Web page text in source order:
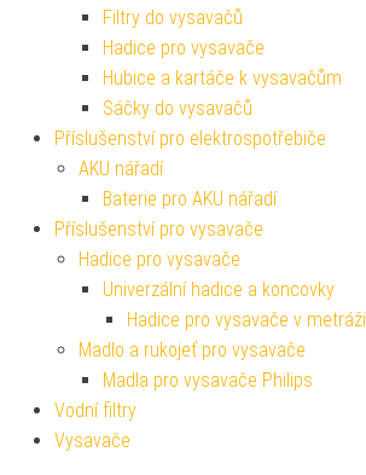
Filtry do vysavačů
Hadice pro vysavače
Hubice a kartáče k vysavačům
Sáčky do vysavačů
Příslušenství pro elektrospotřebiče
AKU nářadí
Baterie pro AKU nářadí
Příslušenství pro vysavače
Hadice pro vysavače
Univerzální hadice a koncovky
Hadice pro vysavače v metráži
Madlo a rukojeť pro vysavače
Madla pro vysavače Philips
Vodní filtry
Vysavače